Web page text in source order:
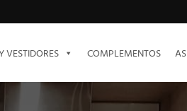
VESTIDORES COMPLEMENTOS